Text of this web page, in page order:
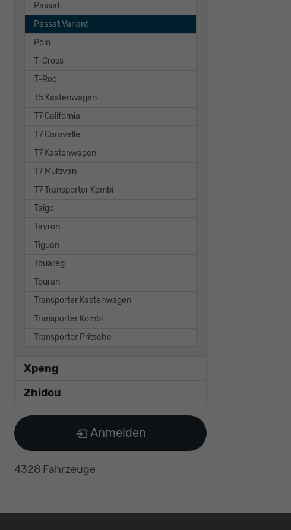
Passat
Passat Variant
Polo
T-Cross
T-Roc
T5 Kastenwagen
T7 California
T7 Caravelle
T7 Kastenwagen
T7 Multivan
T7 Transporter Kombi
Taigo
Tayron
Tiguan
Touareg
Touran
Transporter Kastenwagen
Transporter Kombi
Transporter Pritsche
Xpeng
Zhidou
Anmelden
4328 Fahrzeuge